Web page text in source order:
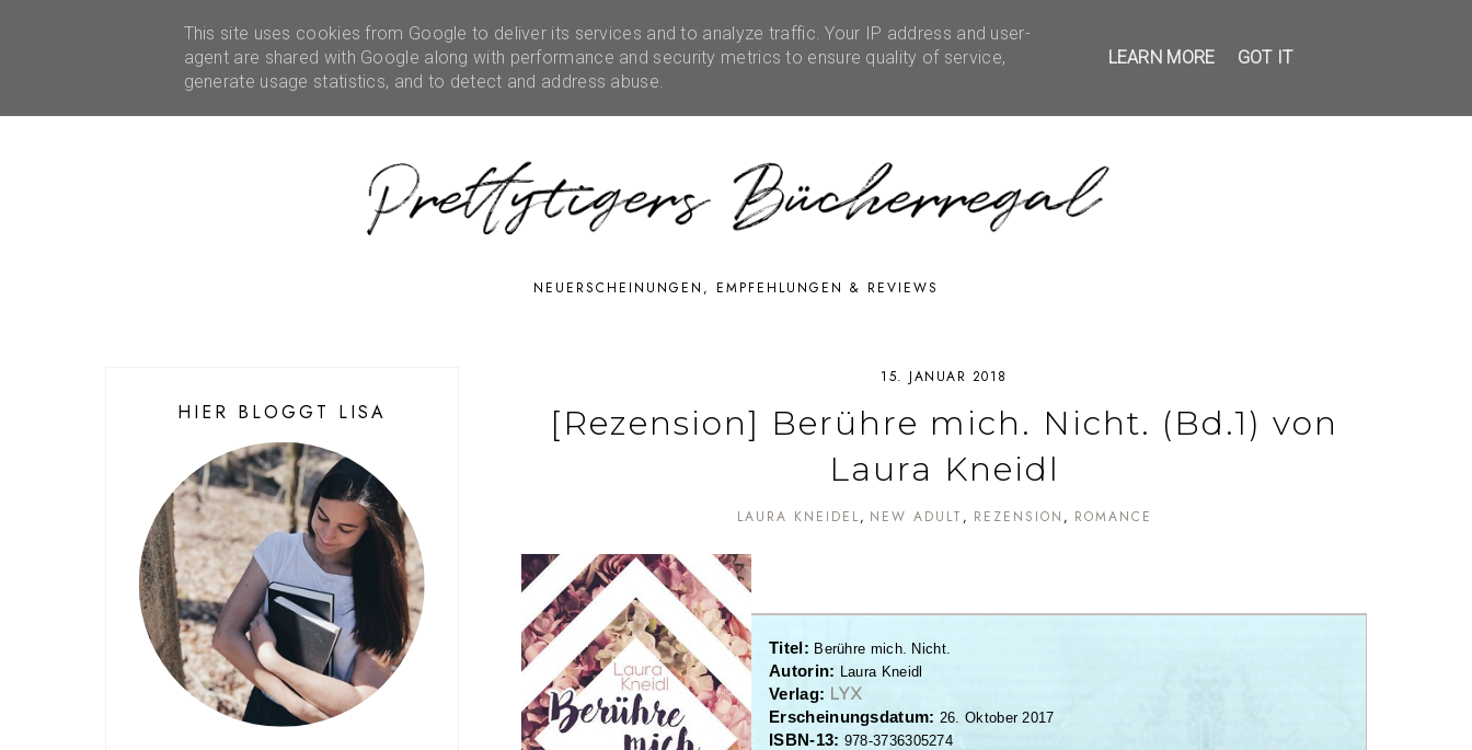
ÜBER MICH REZENSIONEN KOOPERATIONEN RUBRIKEN EVENTS SHOP FEEDBACK
NEUERSCHEINUNGEN, EMPFEHLUNGEN & REVIEWS
15. JANUAR 2018
[Rezension] Berühre mich. Nicht. (Bd.1) von
Laura Kneidl
LAURA KNEIDEL NEW ADULT REZENSION ROMANCE
Titel: Berühre mich. Nicht.
Autorin: Laura Kneidl
Verlag: LYX
Erscheinungsdatum: 26. Oktober 2017
ISBN-13: 978-3736305274
HIER BLOGGT LISA
This site uses cookies from Google to deliver its services and to analyze traffic. Your IP address and user-
agent are shared with Google along with performance and security metrics to ensure quality of service,
generate usage statistics, and to detect and address abuse.
LEARN MORE GOT IT